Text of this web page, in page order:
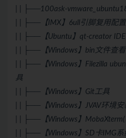
| | ├──100ask-
| | ├──【IMX】6ull引脚复用配
| | ├──【Ubuntu】qt-creator
| | ├──【Windows】bin文件查
| | ├──【Windows】Filezilla
具
| | ├──【Windows】 Git工具
| | ├──【Windows】JVAV环境安
| | ├──【Windows】
| | ├──【Windows】SD卡IMG